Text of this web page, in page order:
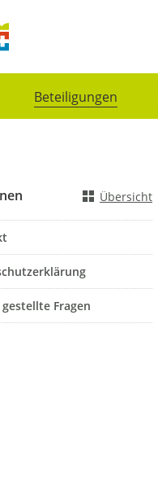
Beteiligungen
Übersicht
Fragen